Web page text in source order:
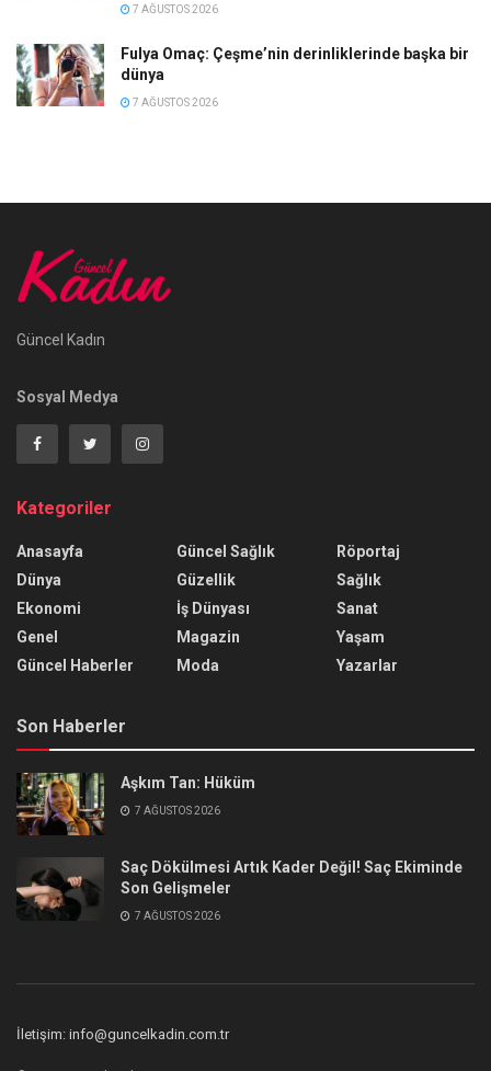
7 AĞUSTOS 2026
Fulya Omaç: Çeşme’nin derinliklerinde başka bir
dünya
7 AĞUSTOS 2026
Güncel Kadın
Sosyal Medya
Kategoriler
Anasayfa
Dünya
Ekonomi
Genel
Güncel Haberler
Güncel Sağlık
Güzellik
İş Dünyası
Magazin
Moda
Röportaj
Sağlık
Sanat
Yaşam
Yazarlar
Son Haberler
Aşkım Tan: Hüküm
7 AĞUSTOS 2026
Saç Dökülmesi Artık Kader Değil! Saç Ekiminde
Son Gelişmeler
7 AĞUSTOS 2026
İletişim: info@guncelkadin.com.tr